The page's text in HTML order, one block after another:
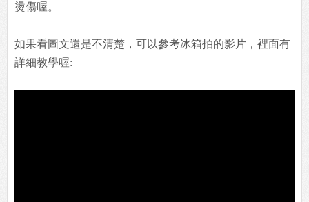
燙傷喔。
如果看圖文還是不清楚，可以參考冰箱拍的影片，裡面有
詳細教學喔: